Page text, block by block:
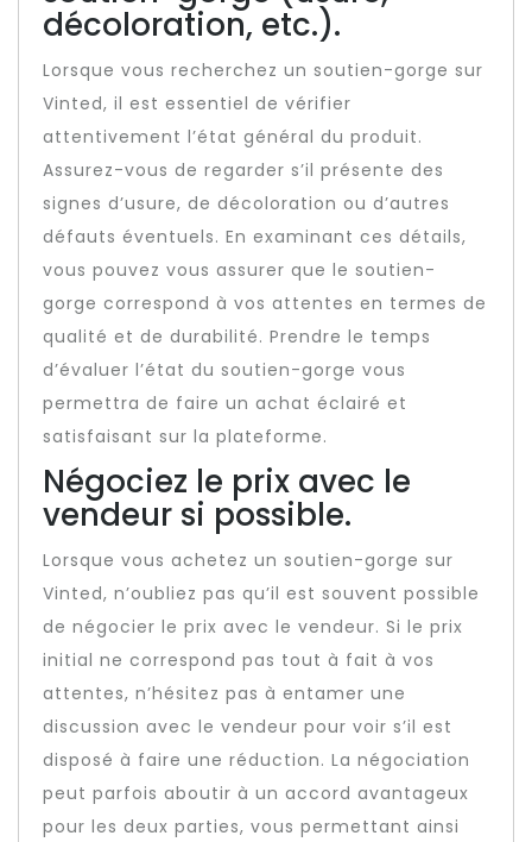
décoloration, etc.).
Lorsque vous recherchez un soutien-gorge sur
Vinted, il est essentiel de vérifier
attentivement l’état général du produit.
Assurez-vous de regarder s’il présente des
signes d’usure, de décoloration ou d’autres
défauts éventuels. En examinant ces détails,
vous pouvez vous assurer que le soutien-
gorge correspond à vos attentes en termes de
qualité et de durabilité. Prendre le temps
d’évaluer l’état du soutien-gorge vous
permettra de faire un achat éclairé et
satisfaisant sur la plateforme.
Négociez le prix avec le
vendeur si possible.
Lorsque vous achetez un soutien-gorge sur
Vinted, n’oubliez pas qu’il est souvent possible
de négocier le prix avec le vendeur. Si le prix
initial ne correspond pas tout à fait à vos
attentes, n’hésitez pas à entamer une
discussion avec le vendeur pour voir s’il est
disposé à faire une réduction. La négociation
peut parfois aboutir à un accord avantageux
pour les deux parties, vous permettant ainsi